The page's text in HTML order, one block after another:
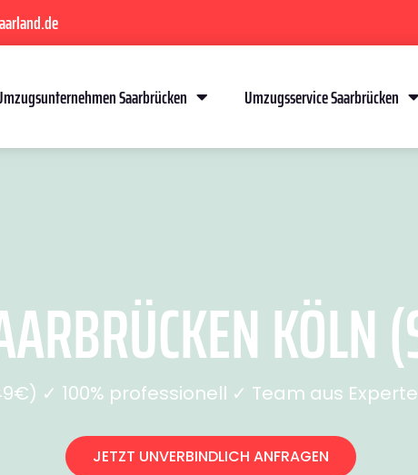
Saarbrücken Umzugsservice Saarbrücken
KÖLN
✓ 100% professionell ✓ Team aus
JETZT UNVERBINDLICH ANFRAGEN